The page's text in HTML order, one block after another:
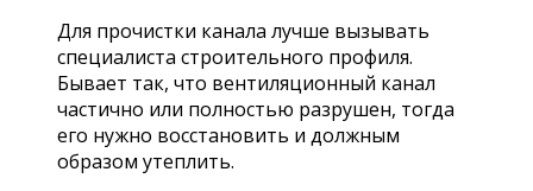
Для прочистки канала лучше вызывать
специалиста строительного профиля.
Бывает так, что вентиляционный канал
частично или полностью разрушен, тогда
его нужно восстановить и должным
образом утеплить.